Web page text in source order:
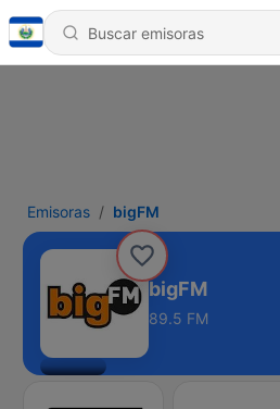
Emisoras bigFM
bigFM
89.5 FM